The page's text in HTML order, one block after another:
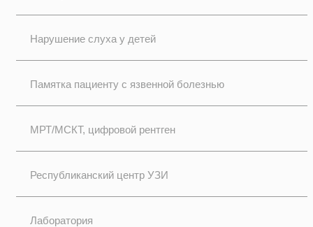
Нарушение слуха у детей
Памятка пациенту с язвенной болезнью
МРТ/МСКТ, цифровой рентген
Республиканский центр УЗИ
Лаборатория